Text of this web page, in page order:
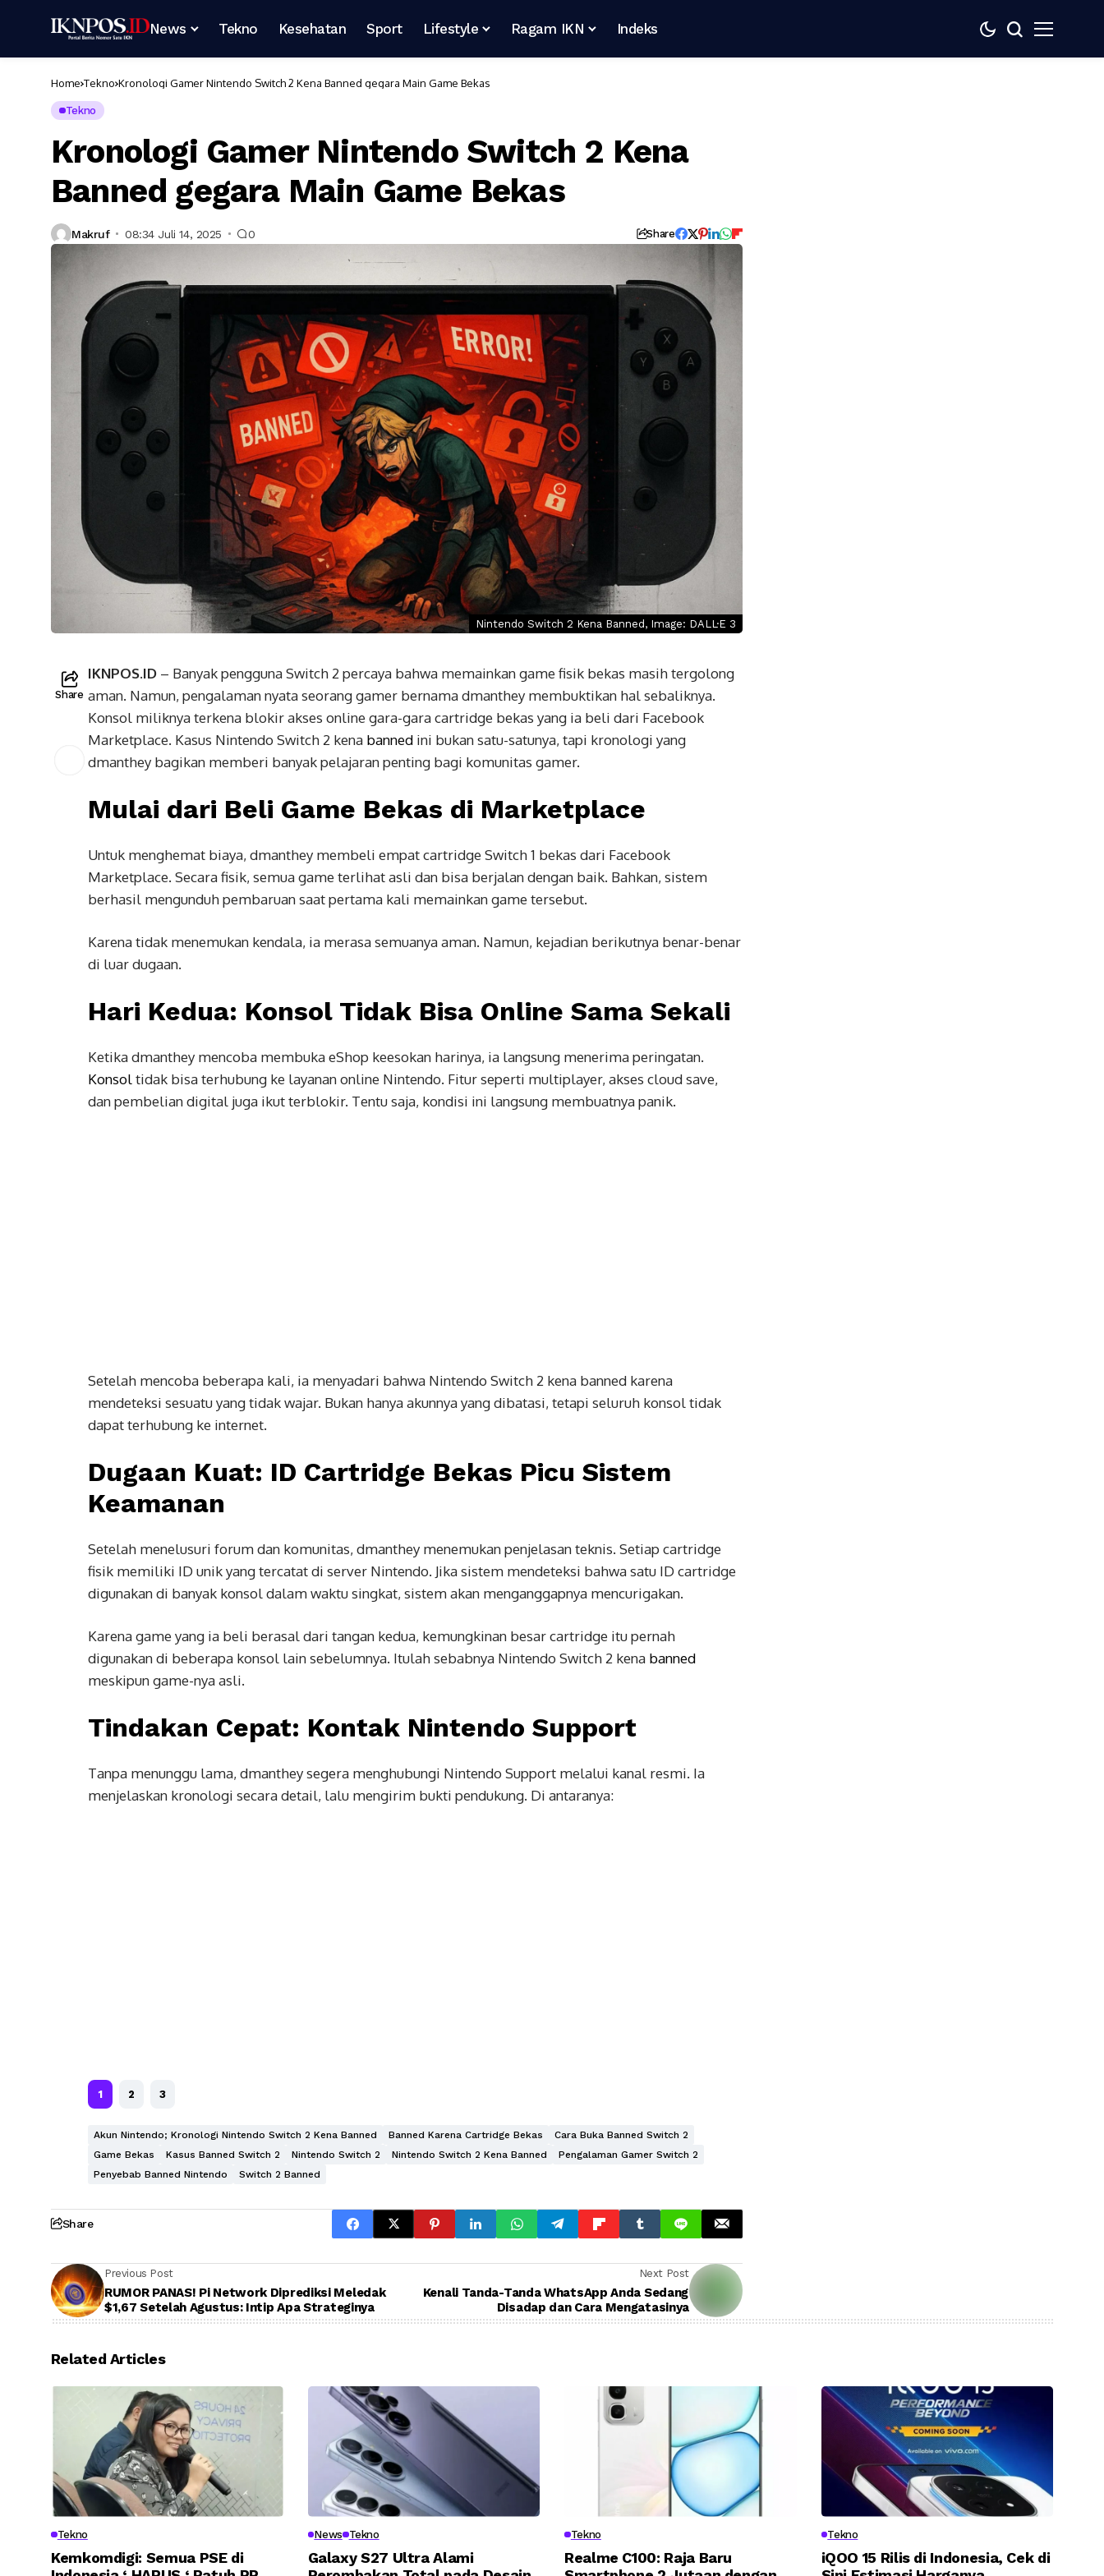
News Tekno Kesehatan Sport Lifestyle Ragam IKN Indeks
Home Tekno Kronologi Gamer Nintendo Switch 2 Kena Banned gegara Main Game Bekas
Tekno
Kronologi Gamer Nintendo Switch 2 Kena
Banned gegara Main Game Bekas
Makruf 08:34 Juli 14, 2025 0 Share
Nintendo Switch 2 Kena Banned, Image: DALL·E 3
Share
IKNPOS.ID – Banyak pengguna Switch 2 percaya bahwa memainkan game fisik bekas masih tergolong
aman. Namun, pengalaman nyata seorang gamer bernama dmanthey membuktikan hal sebaliknya.
Konsol miliknya terkena blokir akses online gara-gara cartridge bekas yang ia beli dari Facebook
Marketplace. Kasus Nintendo Switch 2 kena banned ini bukan satu-satunya, tapi kronologi yang
dmanthey bagikan memberi banyak pelajaran penting bagi komunitas gamer.
Mulai dari Beli Game Bekas di Marketplace
Untuk menghemat biaya, dmanthey membeli empat cartridge Switch 1 bekas dari Facebook
Marketplace. Secara fisik, semua game terlihat asli dan bisa berjalan dengan baik. Bahkan, sistem
berhasil mengunduh pembaruan saat pertama kali memainkan game tersebut.
Karena tidak menemukan kendala, ia merasa semuanya aman. Namun, kejadian berikutnya benar-benar
di luar dugaan.
Hari Kedua: Konsol Tidak Bisa Online Sama Sekali
Ketika dmanthey mencoba membuka eShop keesokan harinya, ia langsung menerima peringatan.
Konsoltidak bisa terhubung ke layanan online Nintendo. Fitur seperti multiplayer, akses cloud save,
dan pembelian digital juga ikut terblokir. Tentu saja, kondisi ini langsung membuatnya panik.
Setelah mencoba beberapa kali, ia menyadari bahwa Nintendo Switch 2 kena banned karena
mendeteksi sesuatu yang tidak wajar. Bukan hanya akunnya yang dibatasi, tetapi seluruh konsol tidak
dapat terhubung ke internet.
Dugaan Kuat: ID Cartridge Bekas Picu Sistem
Keamanan
Setelah menelusuri forum dan komunitas, dmanthey menemukan penjelasan teknis. Setiap cartridge
fisik memiliki ID unik yang tercatat di server Nintendo. Jika sistem mendeteksi bahwa satu ID cartridge
digunakan di banyak konsol dalam waktu singkat, sistem akan menganggapnya mencurigakan.
Karena game yang ia beli berasal dari tangan kedua, kemungkinan besar cartridge itu pernah
digunakan di beberapa konsol lain sebelumnya. Itulah sebabnya Nintendo Switch 2 kena banned
meskipun game-nya asli.
Tindakan Cepat: Kontak Nintendo Support
Tanpa menunggu lama, dmanthey segera menghubungi Nintendo Support melalui kanal resmi. Ia
menjelaskan kronologi secara detail, lalu mengirim bukti pendukung. Di antaranya:
1 2 3
Akun Nintendo; Kronologi Nintendo Switch 2 Kena Banned Banned Karena Cartridge Bekas
Cara Buka Banned Switch 2
Game Bekas
Kasus Banned Switch 2 Nintendo Switch 2 Nintendo Switch 2 Kena Banned
Pengalaman Gamer Switch 2
Penyebab Banned Nintendo
Switch 2 Banned
Share
Previous Post
RUMOR PANAS! Pi Network Diprediksi Meledak
$1,67 Setelah Agustus: Intip Apa Strateginya
Next Post
Kenali Tanda-Tanda WhatsApp Anda Sedang
Disadap dan Cara Mengatasinya
Related Articles
Tekno
Kemkomdigi: Semua PSE di
News Tekno
Galaxy S27 Ultra Alami
Tekno
Realme C100: Raja Baru
Tekno
iQOO 15 Rilis di Indonesia, Cek di